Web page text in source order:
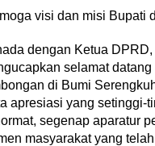
visi dan misi Bupati
dengan Ketua
selamat
di Bumi
apresiasi yang setinggi-
segenap aparatur
masyarakat yang